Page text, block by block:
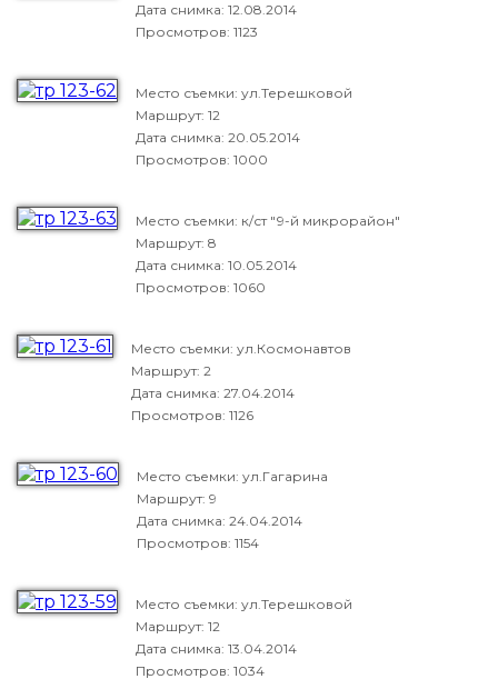
Дата снимка: 12.08.2014
Просмотров: 1123
Место съемки: ул.Терешковой
Маршрут: 12
Дата снимка: 20.05.2014
Просмотров: 1000
Место съемки: к/ст "9-й микрорайон"
Маршрут: 8
Дата снимка: 10.05.2014
Просмотров: 1060
Место съемки: ул.Космонавтов
Маршрут: 2
Дата снимка: 27.04.2014
Просмотров: 1126
Место съемки: ул.Гагарина
Маршрут: 9
Дата снимка: 24.04.2014
Просмотров: 1154
Место съемки: ул.Терешковой
Маршрут: 12
Дата снимка: 13.04.2014
Просмотров: 1034